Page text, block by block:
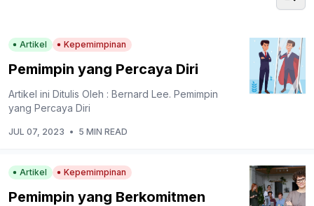
Artikel Kepemimpinan
Pemimpin yang Percaya Diri
Artikel ini Ditulis Oleh : Bernard Lee. Pemimpin
yang Percaya Diri
JUL 07, 2023 • 5 MIN READ
Artikel Kepemimpinan
Pemimpin yang Berkomitmen